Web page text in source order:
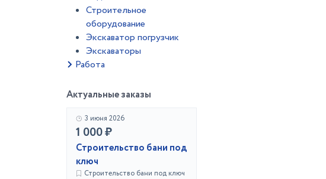
Строительное
оборудование
Экскаватор погрузчик
Экскаваторы
Работа
Актуальные заказы
3 июня 2026
1 000 ₽
Строительство бани под
ключ
Строительство бани под ключ